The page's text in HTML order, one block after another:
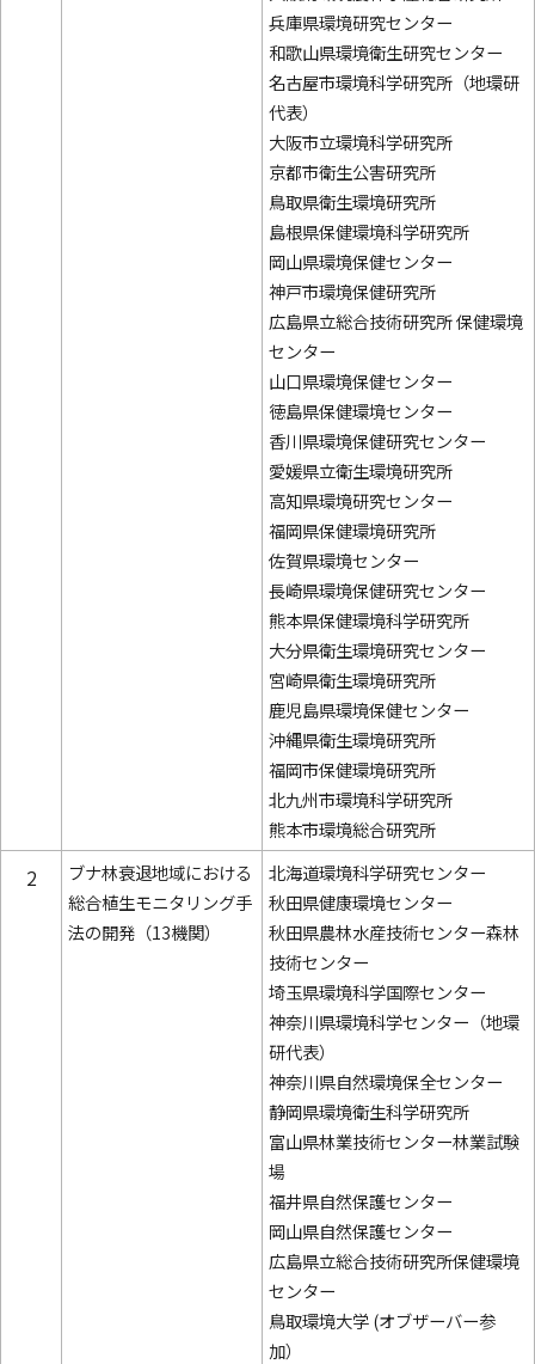
兵庫県環境研究センター
和歌山県環境衛生研究センター
名古屋市環境科学研究所（地環研
代表）
大阪市立環境科学研究所
京都市衛生公害研究所
鳥取県衛生環境研究所
島根県保健環境科学研究所
岡山県環境保健センター
神戸市環境保健研究所
広島県立総合技術研究所 保健環境
センター
山口県環境保健センター
徳島県保健環境センター
香川県環境保健研究センター
愛媛県立衛生環境研究所
高知県環境研究センター
福岡県保健環境研究所
佐賀県環境センター
長崎県環境保健研究センター
熊本県保健環境科学研究所
大分県衛生環境研究センター
宮崎県衛生環境研究所
鹿児島県環境保健センター
沖縄県衛生環境研究所
福岡市保健環境研究所
北九州市環境科学研究所
熊本市環境総合研究所
2
ブナ林衰退地域における
総合植生モニタリング手
法の開発（13機関）
北海道環境科学研究センター
秋田県健康環境センター
秋田県農林水産技術センター森林
技術センター
埼玉県環境科学国際センター
神奈川県環境科学センター（地環
研代表）
神奈川県自然環境保全センター
静岡県環境衛生科学研究所
富山県林業技術センター林業試験
場
福井県自然保護センター
岡山県自然保護センター
広島県立総合技術研究所保健環境
センター
鳥取環境大学 (オブザーバー参
加）